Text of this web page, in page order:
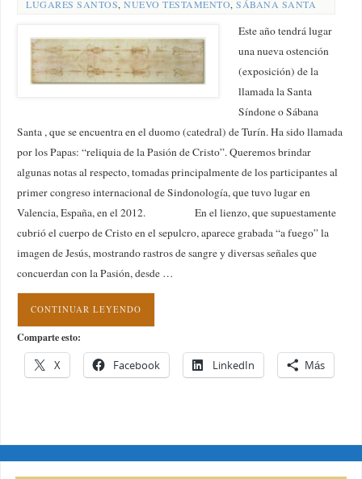
LUGARES SANTOS,NUEVO TESTAMENTO,SÁBANA SANTA
Este año tendrá lugar
una nueva ostención
(exposición) de la
llamada la Santa
Síndone o Sábana
Santa , que se encuentra en el duomo (catedral) de Turín. Ha sido llamada
por los Papas: “reliquia de la Pasión de Cristo”. Queremos brindar
algunas notas al respecto, tomadas principalmente de los participantes al
primer congreso internacional de Sindonología, que tuvo lugar en
Valencia, España, en el 2012. En el lienzo, que supuestamente
cubrió el cuerpo de Cristo en el sepulcro, aparece grabada “a fuego” la
imagen de Jesús, mostrando rastros de sangre y diversas señales que
concuerdan con la Pasión, desde …
CONTINUAR LEYENDO
Comparte esto:
X Facebook LinkedIn Más